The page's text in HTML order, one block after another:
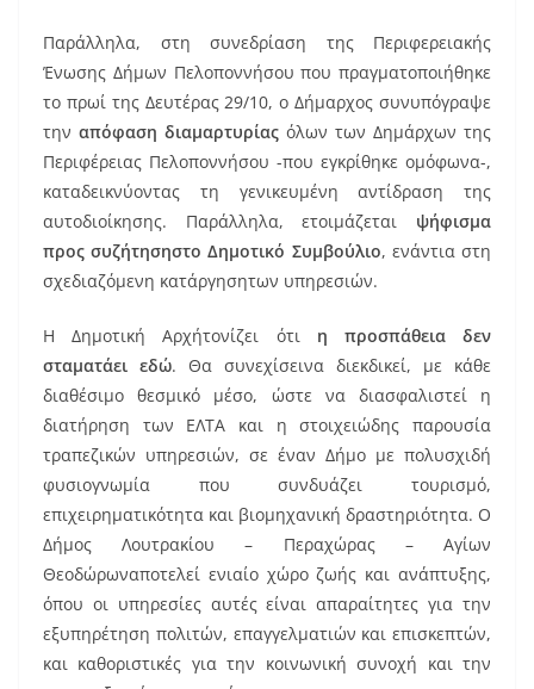
Παράλληλα, στη συνεδρίαση της Περιφερειακής
Ένωσης Δήμων Πελοποννήσου που πραγματοποιήθηκε
το πρωί της Δευτέρας 29/10, ο Δήμαρχος συνυπόγραψε
την απόφαση διαμαρτυρίας όλων των Δημάρχων της
Περιφέρειας Πελοποννήσου -που εγκρίθηκε ομόφωνα-,
καταδεικνύοντας τη γενικευμένη αντίδραση της
αυτοδιοίκησης. Παράλληλα, ετοιμάζεται ψήφισμα
προς συζήτησηστο Δημοτικό Συμβούλιο, ενάντια στη
σχεδιαζόμενη κατάργησητων υπηρεσιών.
Η Δημοτική Αρχήτονίζει ότι η προσπάθεια δεν
σταματάει εδώ. Θα συνεχίσεινα διεκδικεί, με κάθε
διαθέσιμο θεσμικό μέσο, ώστε να διασφαλιστεί η
διατήρηση των ΕΛΤΑ και η στοιχειώδης παρουσία
τραπεζικών υπηρεσιών, σε έναν Δήμο με πολυσχιδή
φυσιογνωμία που συνδυάζει τουρισμό,
επιχειρηματικότητα και βιομηχανική δραστηριότητα. Ο
Δήμος Λουτρακίου – Περαχώρας – Αγίων
Θεοδώρωναποτελεί ενιαίο χώρο ζωής και ανάπτυξης,
όπου οι υπηρεσίες αυτές είναι απαραίτητες για την
εξυπηρέτηση πολιτών, επαγγελματιών και επισκεπτών,
και καθοριστικές για την κοινωνική συνοχή και την